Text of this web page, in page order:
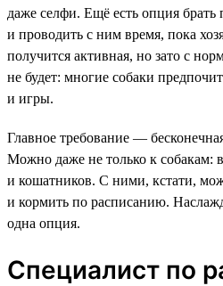
даже селфи. Ещё есть опция
и проводить с ним время, пока
получится активная, но зато с
не будет: многие собаки
и игры.
Главное требование —
Можно даже не только к собакам:
и кошатников. С ними, кстати,
и кормить по расписанию.
одна опция.
Специалист по